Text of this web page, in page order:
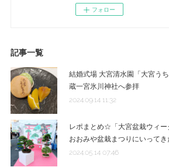
フォロー
記事一覧
結婚式場 大宮清水園「大宮う
蔵一宮氷川神社へ参拝
2024.09.14 11:32
レポまとめ☆「大宮盆栽ウィー
おおみや盆栽まつりにいってき
2024.05.14 07:46